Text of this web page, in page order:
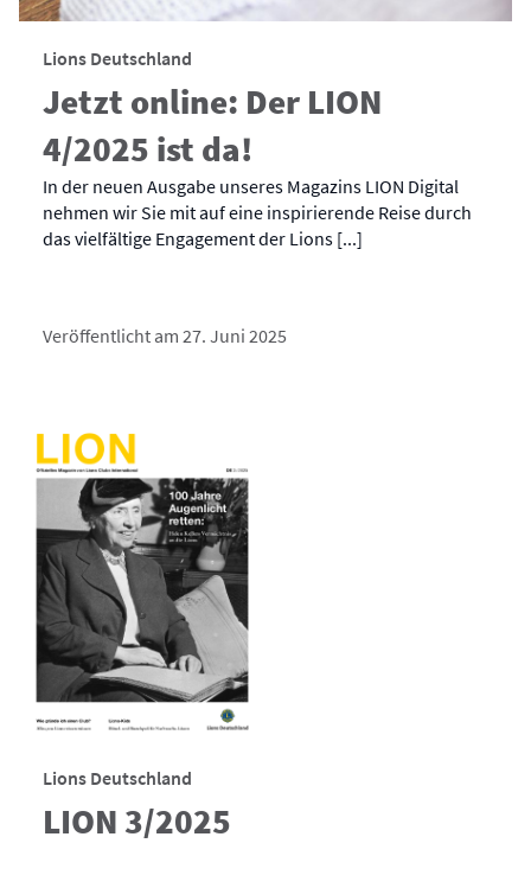
Lions Deutschland
Jetzt online: Der LION
4/2025 ist da!
In der neuen Ausgabe unseres Magazins LION Digital
nehmen wir Sie mit auf eine inspirierende Reise durch
das vielfältige Engagement der Lions [...]
Veröffentlicht am 27. Juni 2025
Lions Deutschland
LION 3/2025